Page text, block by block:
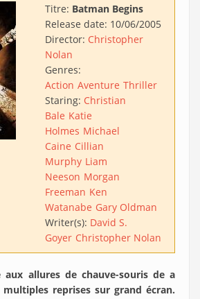
Titre: Batman Begins
Release date: 10/06/2005
Director: Christopher
Nolan
Genres:
Action Aventure Thriller
Staring: Christian
Bale Katie
Holmes Michael
Caine Cillian
Murphy Liam
Neeson Morgan
Freeman Ken
Watanabe Gary Oldman
Writer(s): David S.
Goyer Christopher Nolan
aux allures de chauve-souris de a
reprises sur grand écran.